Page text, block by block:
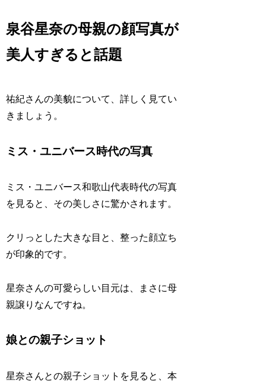
泉谷星奈の母親の顔写真が
美人すぎると話題
祐紀さんの美貌について、詳しく見てい
きましょう。
ミス・ユニバース時代の写真
ミス・ユニバース和歌山代表時代の写真
を見ると、その美しさに驚かされます。
クリっとした大きな目と、整った顔立ち
が印象的です。
星奈さんの可愛らしい目元は、まさに母
親譲りなんですね。
娘との親子ショット
星奈さんとの親子ショットを見ると、本